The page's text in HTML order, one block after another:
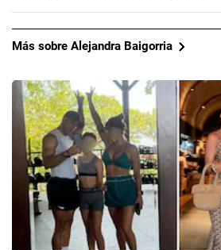
Más sobre Alejandra Baigorria